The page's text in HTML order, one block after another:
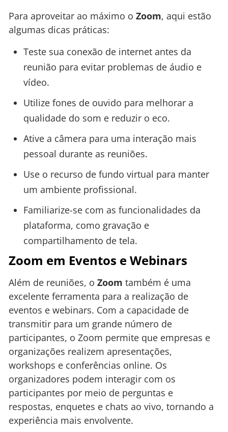
Para aproveitar ao máximo o Zoom, aqui estão
algumas dicas práticas:
Teste sua conexão de internet antes da
reunião para evitar problemas de áudio e
vídeo.
Utilize fones de ouvido para melhorar a
qualidade do som e reduzir o eco.
Ative a câmera para uma interação mais
pessoal durante as reuniões.
Use o recurso de fundo virtual para manter
um ambiente profissional.
Familiarize-se com as funcionalidades da
plataforma, como gravação e
compartilhamento de tela.
Zoom em Eventos e Webinars
Além de reuniões, o Zoom também é uma
excelente ferramenta para a realização de
eventos e webinars. Com a capacidade de
transmitir para um grande número de
participantes, o Zoom permite que empresas e
organizações realizem apresentações,
workshops e conferências online. Os
organizadores podem interagir com os
participantes por meio de perguntas e
respostas, enquetes e chats ao vivo, tornando a
experiência mais envolvente.